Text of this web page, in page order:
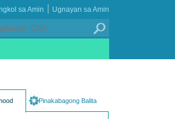
Ugnayan sa Amin
|
sa Amin
Pinakabagong Balita